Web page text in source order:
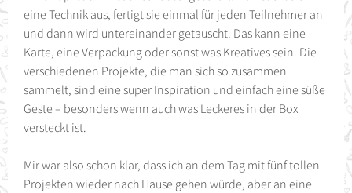
eine Technik aus, fertigt sie einmal für jeden Teilnehmer an
und dann wird untereinander getauscht. Das kann eine
Karte, eine Verpackung oder sonst was Kreatives sein. Die
verschiedenen Projekte, die man sich so zusammen
sammelt, sind eine super Inspiration und einfach eine süße
Geste – besonders wenn auch was Leckeres in der Box
versteckt ist.
Mir war also schon klar, dass ich an dem Tag mit fünf tollen
Projekten wieder nach Hause gehen würde, aber an eine